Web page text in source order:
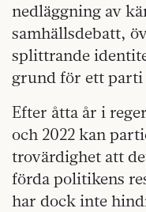
nedläggning av
samhällsdebatt,
splittrande
grund för ett parti
Efter åtta år i
och 2022 kan
trovärdighet att
förda politikens
har dock inte